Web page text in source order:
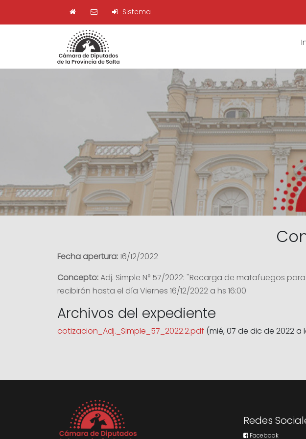
Sistema
Fecha apertura:16/12/2022
Concepto:Adj. Simple N° 57/2022: ''Recarga de matafuegos
recibirán hasta el día Viernes 16/12/2022 a hs 16:00
Archivos del expediente
cotizacion_Adj._Simple_57_2022.2.pdf (mié, 07 de dic de 2022 a
Redes
Facebook